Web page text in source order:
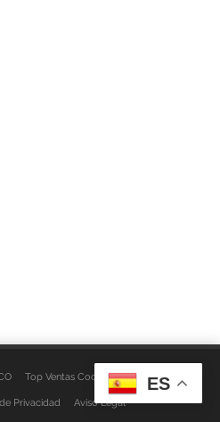
Top Ventas Coches EspacioFurgo
Privacidad Aviso Legal
ES